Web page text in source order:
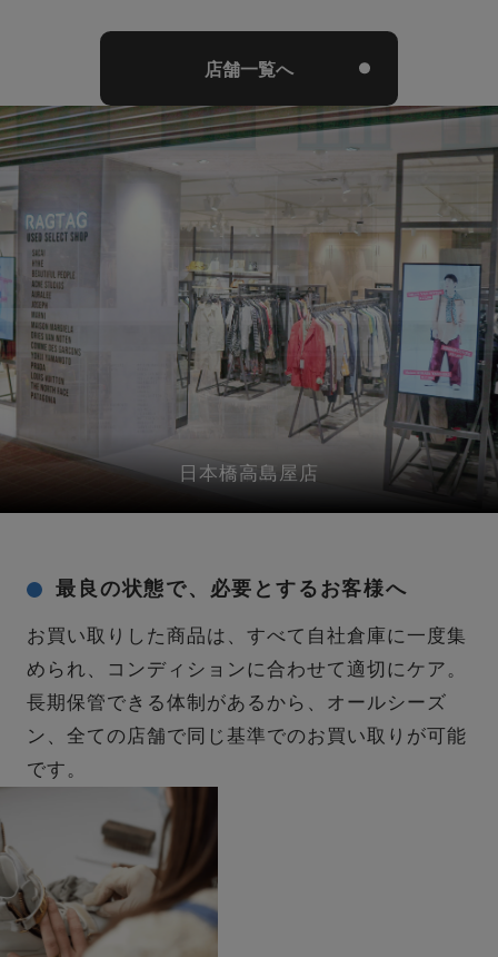
店舗一覧へ
ルクアイーレ店
新宿店
渋谷店
原宿店
日本橋高島屋店
銀座店
最良の状態で、必要とするお客様へ
お買い取りした商品は、すべて自社倉庫に一度集
められ、コンディションに合わせて適切にケア。
長期保管できる体制があるから、オールシーズ
ン、全ての店舗で同じ基準でのお買い取りが可能
です。